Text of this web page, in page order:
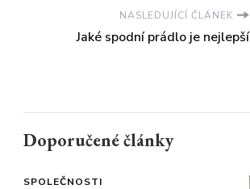
NASLEDUJÍCÍ ČLÁNEK
Jaké spodní prádlo je nejlepší
Doporučené články
SPOLEČNOSTI